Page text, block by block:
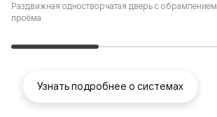
Раздвижная одностворчатая дверь с обрамлением
проёма
Узнать подробнее о системах